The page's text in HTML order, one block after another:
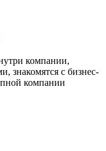
компании,
знакомятся с бизнес-
компании